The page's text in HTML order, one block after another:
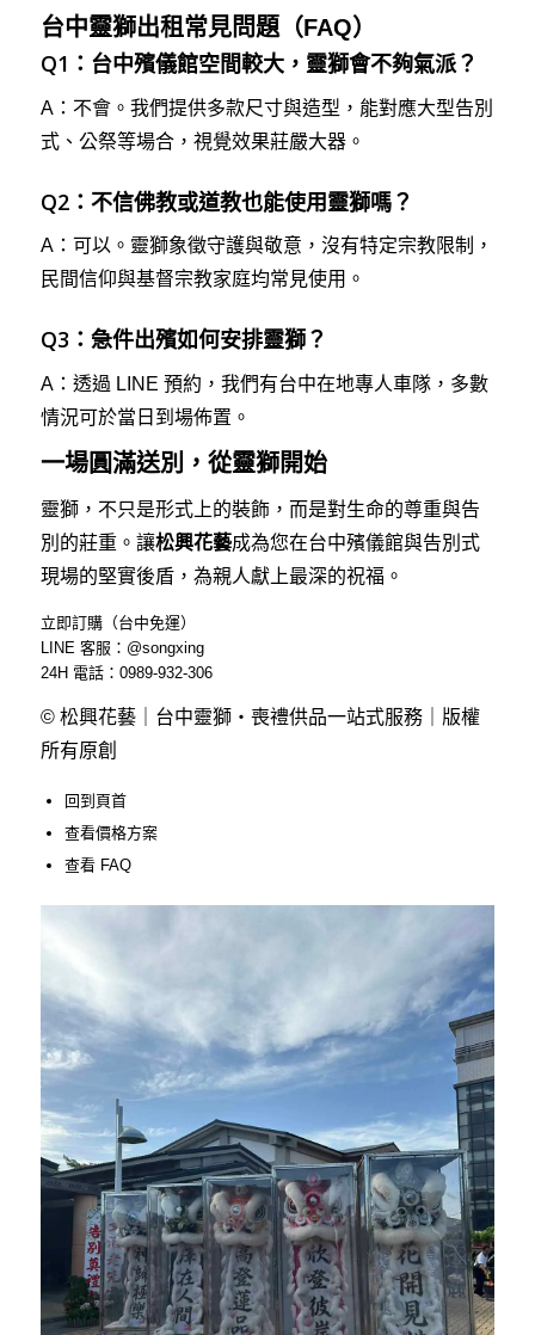
台中靈獅出租常見問題（FAQ）
Q1：台中殯儀館空間較大，靈獅會不夠氣派？
A：不會。我們提供多款尺寸與造型，能對應大型告別
式、公祭等場合，視覺效果莊嚴大器。
Q2：不信佛教或道教也能使用靈獅嗎？
A：可以。靈獅象徵守護與敬意，沒有特定宗教限制，
民間信仰與基督宗教家庭均常見使用。
Q3：急件出殯如何安排靈獅？
A：透過 LINE 預約，我們有台中在地專人車隊，多數
情況可於當日到場佈置。
一場圓滿送別，從靈獅開始
靈獅，不只是形式上的裝飾，而是對生命的尊重與告
別的莊重。讓松興花藝成為您在台中殯儀館與告別式
現場的堅實後盾，為親人獻上最深的祝福。
立即訂購（台中免運）
LINE 客服：@songxing
24H 電話：0989-932-306
© 松興花藝｜台中靈獅・喪禮供品一站式服務｜版權
所有原創
回到頁首
查看價格方案
查看 FAQ